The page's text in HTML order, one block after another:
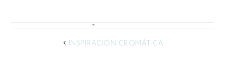
INSPIRACIÓN CROMÁTICA